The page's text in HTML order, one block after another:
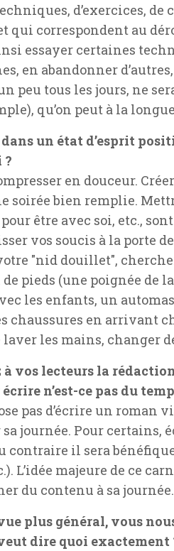
d’exercices,
qui correspondent au
essayer certaines
en abandonner
peu tous les jours, ne
qu’on peut à la
un état d’esprit
?
en douceur.
soirée bien remplie.
être avec soi, etc.,
vos soucis à la porte
"nid douillet",
pieds (une poignée de
les enfants, un
chaussures en arrivant
laver les mains, changer
à vos lecteurs la
n’est-ce pas du
pas d’écrire un
journée. Pour certains,
contraire il sera
L’idée majeure de ce
du contenu à sa journée.
plus général, vous
dire quoi exactement